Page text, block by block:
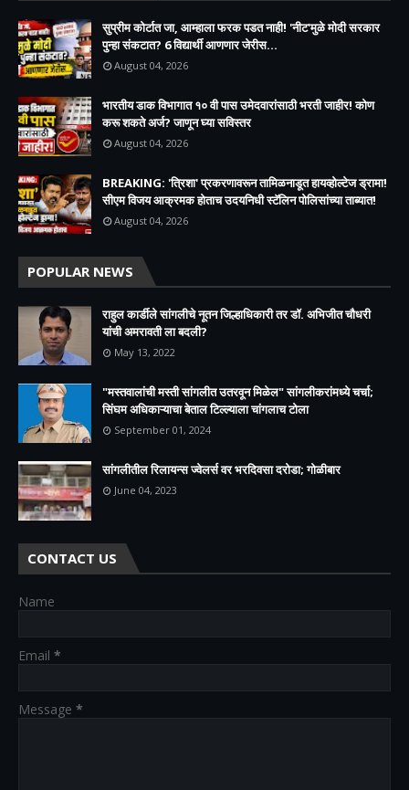
सुप्रीम कोर्टात जा, आम्हाला फरक पडत नाही! 'नीट'मुळे मोदी सरकार
पुन्हा संकटात? 6 विद्यार्थी आणणार जेरीस...
August 04, 2026
भारतीय डाक विभागात १० वी पास उमेदवारांसाठी भरती जाहीर! कोण
करू शकते अर्ज? जाणून घ्या सविस्तर
August 04, 2026
BREAKING: 'त्रिशा' प्रकरणावरून तामिळनाडूत हायव्होल्टेज ड्रामा!
सीएम विजय आक्रमक होताच उदयनिधी स्टॅलिन पोलिसांच्या ताब्यात!
August 04, 2026
POPULAR NEWS
राहुल कार्डीले सांगलीचे नूतन जिल्हाधिकारी तर डॉ. अभिजीत चौधरी
यांची अमरावती ला बदली?
May 13, 2022
"मस्तवालांची मस्ती सांगलीत उतरवून मिळेल" सांगलीकरांमध्ये चर्चा;
सिंघम अधिकाऱ्याचा बेताल टिल्ल्याला चांगलाच टोला
September 01, 2024
सांगलीतील रिलायन्स ज्वेलर्स वर भरदिवसा दरोडा; गोळीबार
June 04, 2023
CONTACT US
Name
Email *
Message *